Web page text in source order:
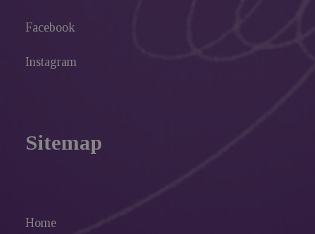
Facebook
Instagram
Sitemap
Home